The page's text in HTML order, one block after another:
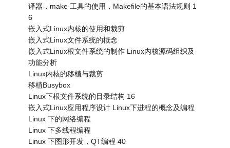
译器，make 工具的使用，Makefile的基本语法规则 1
6
嵌入式Linux内核的使用和裁剪
嵌入式Linux文件系统的概念
嵌入式Linux根文件系统的制作 Linux内核源码组织及
功能分析
Linux内核的移植与裁剪
移植Busybox
Linux下根文件系统的目录结构 16
嵌入式Linux应用程序设计 Linux下进程的概念及编程
Linux 下的网络编程
Linux 下多线程编程
Linux 下图形开发，QT编程 40